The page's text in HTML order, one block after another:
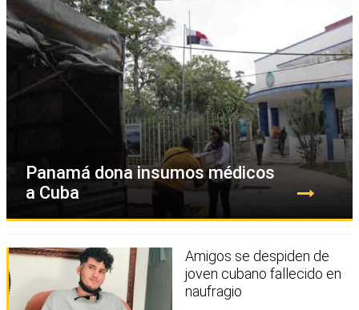
Panamá dona insumos médicos
a Cuba
Amigos se despiden de
joven cubano fallecido en
naufragio